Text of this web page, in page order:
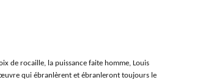
de rocaille, la puissance faite homme, Louis
qui ébranlèrent et ébranleront toujours le